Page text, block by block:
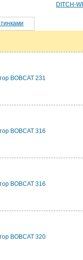
DITCH-
BOBCAT 231
BOBCAT 316
BOBCAT 316
BOBCAT 320